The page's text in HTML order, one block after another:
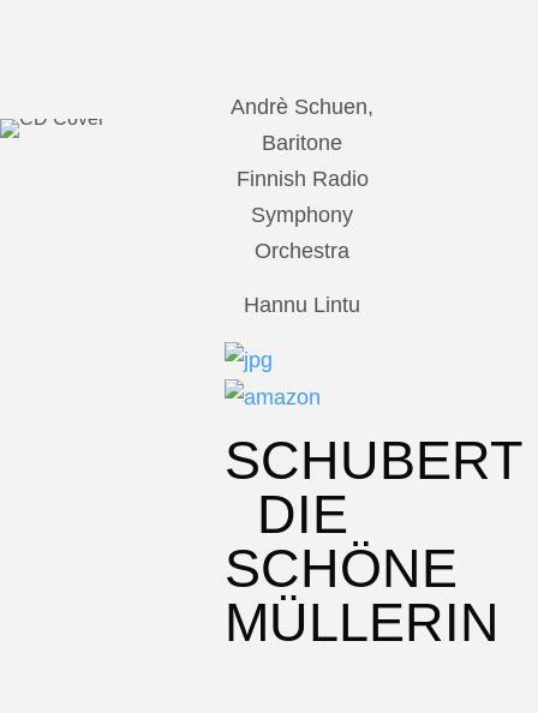
Andrè Schuen,
Baritone
Finnish Radio
Symphony
Orchestra
Hannu Lintu
SCHUBERT
DIE
SCHÖNE
MÜLLERIN